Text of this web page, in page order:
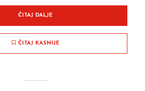
ČITAJ DALJE
ČITAJ KASNIJE